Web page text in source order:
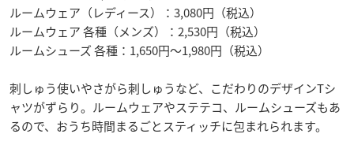
ルームウェア（レディース）：3,080円（税込）
ルームウェア 各種（メンズ）：2,530円（税込）
ルームシューズ 各種：1,650円〜1,980円（税込）
刺しゅう使いやさがら刺しゅうなど、こだわりのデザインTシ
ャツがずらり。ルームウェアやステテコ、ルームシューズもあ
るので、おうち時間まるごとスティッチに包まれられます。